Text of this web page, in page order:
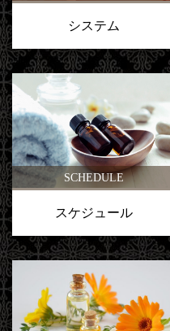
システム
SCHEDULE
スケジュール